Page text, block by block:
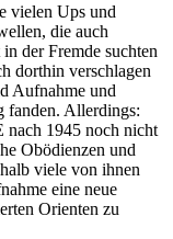
vielen Ups und
die auch
der Fremde suchten
dorthin verschlagen
Aufnahme und
fanden. Allerdings:
1945 noch nicht
Obödienzen und
viele von ihnen
eine neue
Orienten zu